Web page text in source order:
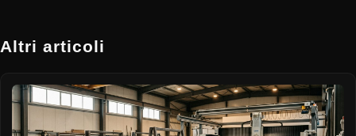
Altri articoli